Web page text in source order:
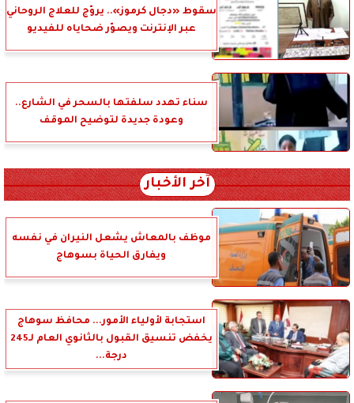
سقوط «دجال كرموز».. يروّج للعلاج الروحاني
عبر الإنترنت ويصوّر ضحاياه للفيديو
سناء تهدد سلفتها بالسحر في الشارع..
وعودة جديدة لتوضيح الموقف
آخر الأخبار
موظف بالمعاش يشعل النيران في نفسه
ويفارق الحياة بسوهاج
استجابة لأولياء الأمور... محافظ سوهاج
يخفض تنسيق القبول بالثانوي العام لـ245
درجة...